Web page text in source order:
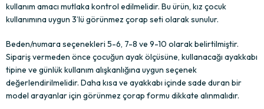
kullanım amacı mutlaka kontrol edilmelidir. Bu ürün, kız çocuk
kullanımına uygun 3’lü görünmez çorap seti olarak sunulur.
Beden/numara seçenekleri 5-6, 7-8 ve 9-10 olarak belirtilmiştir.
Sipariş vermeden önce çocuğun ayak ölçüsüne, kullanacağı ayakkabı
tipine ve günlük kullanım alışkanlığına uygun seçenek
değerlendirilmelidir. Daha kısa ve ayakkabı içinde sade duran bir
model arayanlar için görünmez çorap formu dikkate alınmalıdır.